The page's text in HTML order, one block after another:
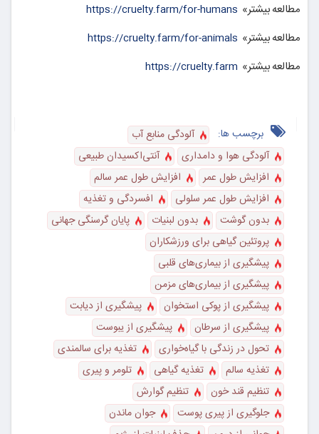
مطالعه بیشتر» https://cruelty.farm/for-humans
مطالعه بیشتر» https://cruelty.farm/for-animals
مطالعه بیشتر» https://cruelty.farm
برچسب ها:
آلودگی منابع آب
آلودگی هوا و دامداری
آنتی‌اکسیدان طبیعی
افزایش طول عمر
افزایش طول عمر سالم
افزایش طول عمر سلولی
افسردگی و تغذیه
بدون گوشت
بدون لبنیات
پایان گرسنگی جهانی
پروتئین گیاهی برای ورزشکاران
پیشگیری از بیماری‌های قلبی
پیشگیری از بیماری‌های مزمن
پیشگیری از پوکی استخوان
پیشگیری از دیابت
پیشگیری از سرطان
پیشگیری از یبوست
تحول در زندگی با گیاه‌خواری
تغذیه برای سالمندی
تغذیه سالم
تغذیه گیاهی
تلومر و پیری
تنظیم قند خون
تنظیم گوارش
جلوگیری از پیری پوست
جوان ماندن